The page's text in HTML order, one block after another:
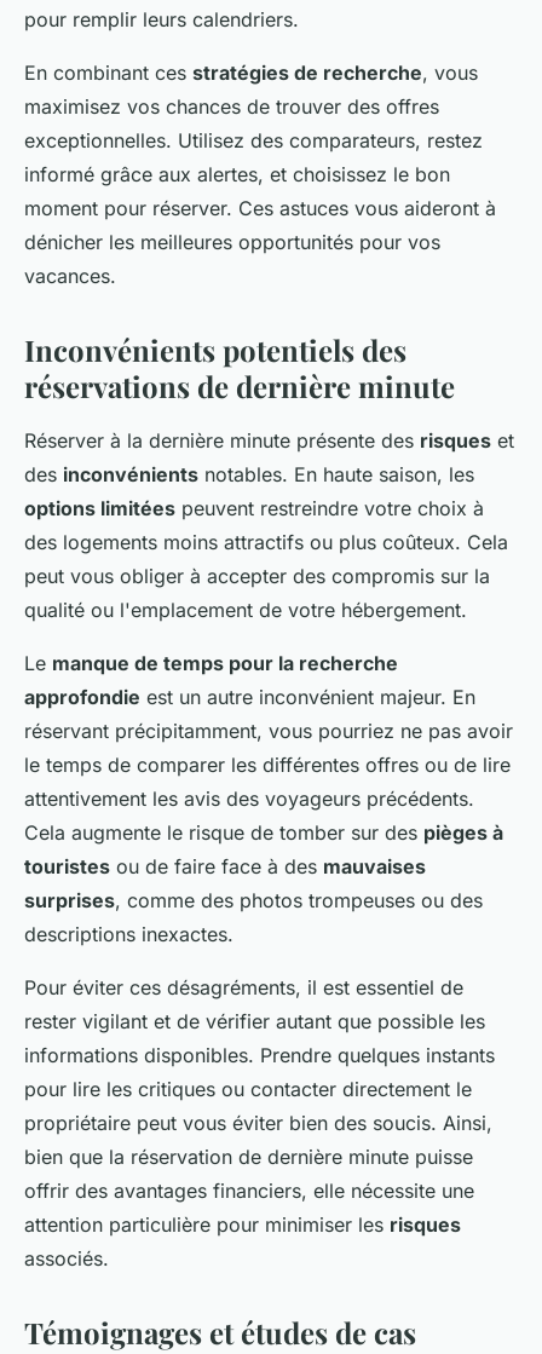
pour remplir leurs calendriers.
En combinant ces stratégies de recherche, vous
maximisez vos chances de trouver des offres
exceptionnelles. Utilisez des comparateurs, restez
informé grâce aux alertes, et choisissez le bon
moment pour réserver. Ces astuces vous aideront à
dénicher les meilleures opportunités pour vos
vacances.
Inconvénients potentiels des
réservations de dernière minute
Réserver à la dernière minute présente des risques et
des inconvénients notables. En haute saison, les
options limitées peuvent restreindre votre choix à
des logements moins attractifs ou plus coûteux. Cela
peut vous obliger à accepter des compromis sur la
qualité ou l'emplacement de votre hébergement.
Le manque de temps pour la recherche
approfondie est un autre inconvénient majeur. En
réservant précipitamment, vous pourriez ne pas avoir
le temps de comparer les différentes offres ou de lire
attentivement les avis des voyageurs précédents.
Cela augmente le risque de tomber sur des pièges à
touristes ou de faire face à des mauvaises
surprises, comme des photos trompeuses ou des
descriptions inexactes.
Pour éviter ces désagréments, il est essentiel de
rester vigilant et de vérifier autant que possible les
informations disponibles. Prendre quelques instants
pour lire les critiques ou contacter directement le
propriétaire peut vous éviter bien des soucis. Ainsi,
bien que la réservation de dernière minute puisse
offrir des avantages financiers, elle nécessite une
attention particulière pour minimiser les risques
associés.
Témoignages et études de cas